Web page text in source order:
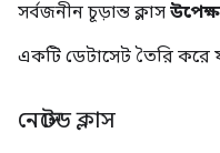
সর্বজনীন চূড়ান্ত ক্লাস
একটি ডেটাসেট তৈরি করে
নেস্টেড ক্লাস